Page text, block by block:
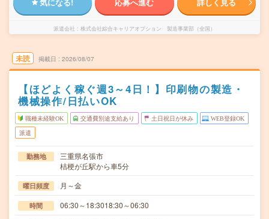
派遣会社 株式会社綜合キャリアオプション 製造事業部（全国）
未読 掲載日 2026/08/07
【ほどよく稼ぐ週3～4日！】印刷物の製造・
機械操作/日払いOK
職種未経験OK 交通費別途支給あり 土日祝日が休み WEB登録OK
派遣
勤務地
三重県名張市
桔梗が丘駅から車5分
曜日頻度 月～金
時間 06:30～18:3018:30～06:30